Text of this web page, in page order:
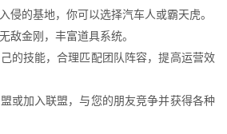
侵的基地，你可以选择汽车人或霸天虎。
敌金刚，丰富道具系统。
的技能，合理匹配团队阵容，提高运营效
或加入联盟，与您的朋友竞争并获得各种